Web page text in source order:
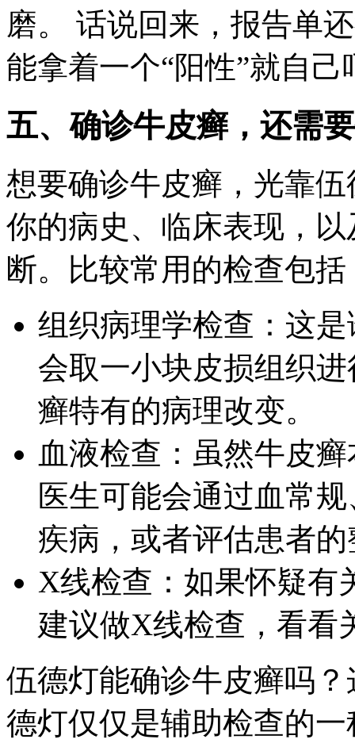
磨。 话说回来，报告单
能拿着一个“阳性”就自
五、确诊牛皮癣，还需
想要确诊牛皮癣，光靠
你的病史、临床表现，
断。比较常用的检查包括
组织病理学检查：这
会取一小块皮损组织
癣特有的病理改变。
血液检查：虽然牛皮
医生可能会通过血常
疾病，或者评估患者
X线检查：如果怀疑有
建议做X线检查，看看
伍德灯能确诊牛皮癣吗
德灯仅仅是辅助检查的